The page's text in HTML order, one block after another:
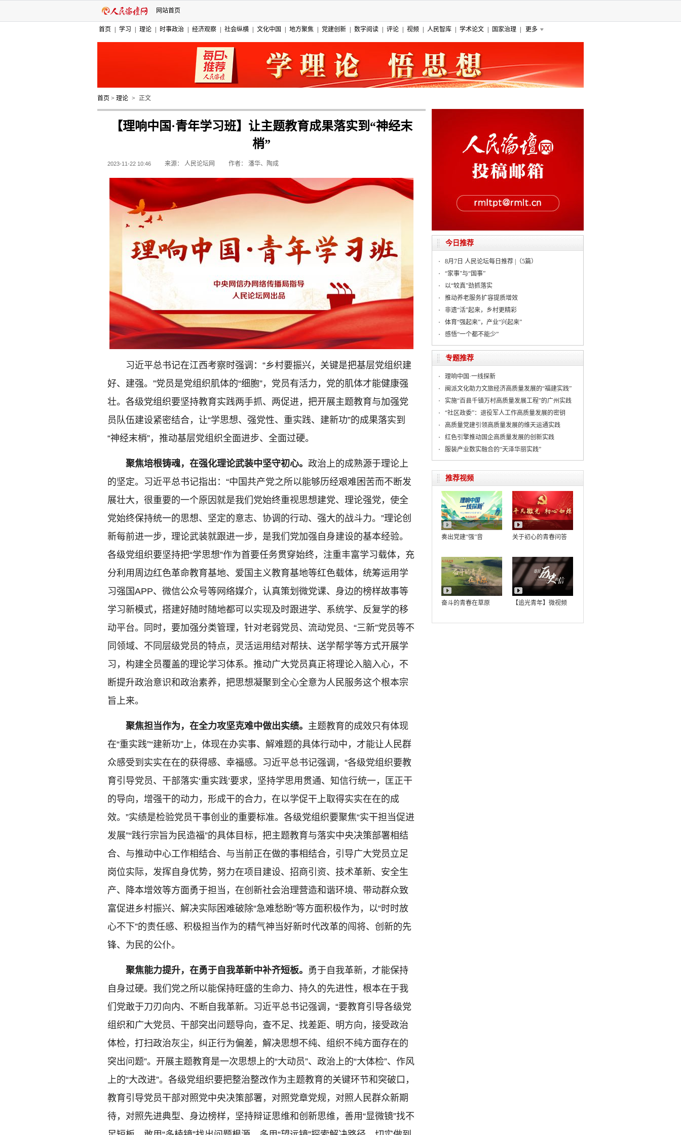
网站首页
首页 学习 理论 时事政治 经济观察 社会纵横 文化中国 地方聚焦 党建创新 数字阅读 评论 视频 人民智库 学术论文 国家治理 更多
首页 > 理论 > 正文
【理响中国·青年学习班】让主题教育成果落实到“神经末
梢”
2023-11-22 10:46 来源： 人民论坛网 作者： 潘华、陶成
习近平总书记在江西考察时强调：“乡村要振兴，关键是把基层党组织建
好、建强。”党员是党组织肌体的“细胞”，党员有活力，党的肌体才能健康强
壮。各级党组织要坚持教育实践两手抓、两促进，把开展主题教育与加强党
员队伍建设紧密结合，让“学思想、强党性、重实践、建新功”的成果落实到
“神经末梢”，推动基层党组织全面进步、全面过硬。
聚焦培根铸魂，在强化理论武装中坚守初心。 政治上的成熟源于理论上
的坚定。习近平总书记指出：“中国共产党之所以能够历经艰难困苦而不断发
展壮大，很重要的一个原因就是我们党始终重视思想建党、理论强党，使全
党始终保持统一的思想、坚定的意志、协调的行动、强大的战斗力。”理论创
新每前进一步，理论武装就跟进一步，是我们党加强自身建设的基本经验。
各级党组织要坚持把“学思想”作为首要任务贯穿始终，注重丰富学习载体，充
分利用周边红色革命教育基地、爱国主义教育基地等红色载体，统筹运用学
习强国APP、微信公众号等网络媒介，认真策划微党课、身边的榜样故事等
学习新模式，搭建好随时随地都可以实现及时跟进学、系统学、反复学的移
动平台。同时，要加强分类管理，针对老弱党员、流动党员、“三新”党员等不
同领域、不同层级党员的特点，灵活运用结对帮扶、送学帮学等方式开展学
习，构建全员覆盖的理论学习体系。推动广大党员真正将理论入脑入心，不
断提升政治意识和政治素养，把思想凝聚到全心全意为人民服务这个根本宗
旨上来。
聚焦担当作为，在全力攻坚克难中做出实绩。 主题教育的成效只有体现
在“重实践”“建新功”上，体现在办实事、解难题的具体行动中，才能让人民群
众感受到实实在在的获得感、幸福感。习近平总书记强调，“各级党组织要教
育引导党员、干部落实‘重实践’要求，坚持学思用贯通、知信行统一，匡正干
的导向，增强干的动力，形成干的合力，在以学促干上取得实实在在的成
效。”实绩是检验党员干事创业的重要标准。各级党组织要聚焦“实干担当促进
发展”“践行宗旨为民造福”的具体目标，把主题教育与落实中央决策部署相结
合、与推动中心工作相结合、与当前正在做的事相结合，引导广大党员立足
岗位实际，发挥自身优势，努力在项目建设、招商引资、技术革新、安全生
产、降本增效等方面勇于担当，在创新社会治理营造和谐环境、带动群众致
富促进乡村振兴、解决实际困难破除“急难愁盼”等方面积极作为，以“时时放
心不下”的责任感、积极担当作为的精气神当好新时代改革的闯将、创新的先
锋、为民的公仆。
聚焦能力提升，在勇于自我革新中补齐短板。 勇于自我革新，才能保持
自身过硬。我们党之所以能保持旺盛的生命力、持久的先进性，根本在于我
们党敢于刀刃向内、不断自我革新。习近平总书记强调，“要教育引导各级党
组织和广大党员、干部突出问题导向，查不足、找差距、明方向，接受政治
体检，打扫政治灰尘，纠正行为偏差，解决思想不纯、组织不纯方面存在的
突出问题”。开展主题教育是一次思想上的“大动员”、政治上的“大体检”、作风
上的“大改进”。各级党组织要把整治整改作为主题教育的关键环节和突破口，
教育引导党员干部对照党中央决策部署，对照党章党规，对照人民群众新期
待，对照先进典型、身边榜样，坚持辩证思维和创新思维，善用“显微镜”找不
今日推荐
8月7日 人民论坛每日推荐 |（5篇）
“家事”与“国事”
以“较真”劲抓落实
推动养老服务扩容提质增效
非遗“活”起来，乡村更精彩
体育“强起来”，产业“兴起来”
感悟“一个都不能少”
专题推荐
理响中国·一线探新
闽派文化助力文旅经济高质量发展的“福建实践”
实施“百县千镇万村高质量发展工程”的广州实践
“社区政委”：退役军人工作高质量发展的密钥
高质量党建引领高质量发展的维天运通实践
红色引擎推动国企高质量发展的创新实践
服装产业数实融合的“天泽华丽实践”
推荐视频
奏出党建“强”音 关于初心的青春问答
奋斗的青春在草原 【追光青年】微视频